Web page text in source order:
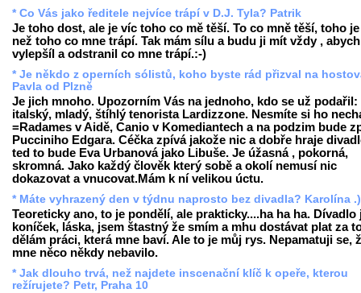
* Co Vás jako ředitele nejvíce trápí v D.J. Tyla? Patrik
Je toho dost, ale je víc toho co mě těší. To co mně těší, toho
než toho co mne trápí. Tak mám sílu a budu ji mít vždy , abych
vylepšíl a odstranil co mne trápí.:-)
* Je někdo z operních sólistů, koho byste rád přizval na
Pavla od Plzně
Je jich mnoho. Upozorním Vás na jednoho, kdo se už podařil:
italský, mladý, štíhlý tenorista Lardizzone. Nesmíte si ho
=Radames v Aidě, Canio v Komediantech a na podzim bude
Pucciniho Edgara. Céčka zpívá jakože nic a dobře hraje
ted to bude Eva Urbanová jako Libuše. Je úžasná , pokorná,
skromná. Jako každý člověk který sobě a okolí nemusí nic
dokazovat a vnucovat.Mám k ní velikou úctu.
* Máte vyhrazený den v týdnu naprosto bez divadla? Karolína .)
Teoreticky ano, to je pondělí, ale prakticky....ha ha ha. Dívadlo
koníček, láska, jsem štastný že smím a mhu dostávat plat za
dělám práci, která mne baví. Ale to je můj rys. Nepamatuji se,
mne něco někdy nebavilo.
* Jak dlouho trvá, než najdete inscenační klíč k opeře, kterou
režírujete? Petr, Praha 10